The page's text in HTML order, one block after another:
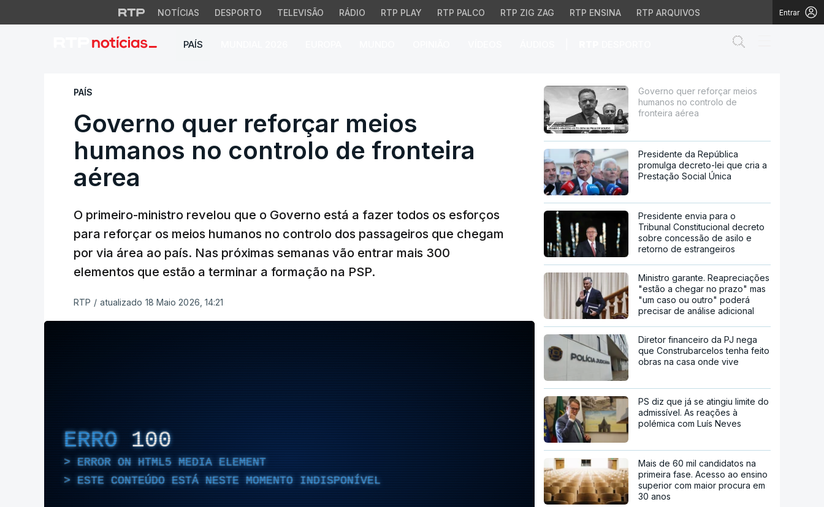
NOTÍCIAS DESPORTO TELEVISÃO RÁDIO RTP PLAY RTP PALCO RTP ZIG ZAG RTP ENSINA RTP ARQUIVOS Entrar
PAÍS
Governo quer reforçar meios humanos no controlo de fronteira
PAÍS
Governo quer reforçar meios
humanos no controlo de fronteira
aérea
O primeiro-ministro revelou que o Governo está a fazer todos os esforços
para reforçar os meios humanos no controlo dos passageiros que chegam
por via área ao país. Nas próximas semanas vão entrar mais 300
elementos que estão a terminar a formação na PSP.
RTP / atualizado 18 Maio 2026, 14:21
ERRO 100
ERROR ON HTML5 MEDIA ELEMENT
ESTE CONTEÚDO ESTÁ NESTE MOMENTO INDISPONÍVEL
Governo quer reforçar meios
humanos no controlo de
fronteira aérea
Presidente da República
promulga decreto-lei que cria a
Prestação Social Única
Presidente envia para o
Tribunal Constitucional decreto
sobre concessão de asilo e
retorno de estrangeiros
Ministro garante. Reapreciações
"estão a chegar no prazo" mas
"um caso ou outro" poderá
precisar de análise adicional
Diretor financeiro da PJ nega
que Construbarcelos tenha feito
obras na casa onde vive
PS diz que já se atingiu limite do
admissível. As reações à
polémica com Luís Neves
Mais de 60 mil candidatos na
primeira fase. Acesso ao ensino
superior com maior procura em
30 anos